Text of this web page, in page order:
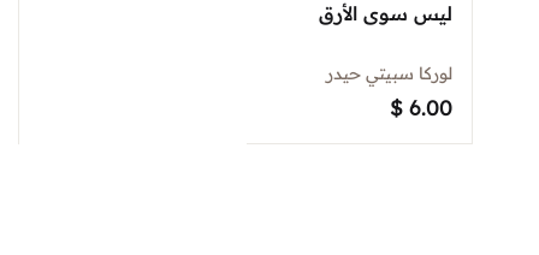
ليس سوى الأرق
لوركا سبيتي حيدر
$ 6.00